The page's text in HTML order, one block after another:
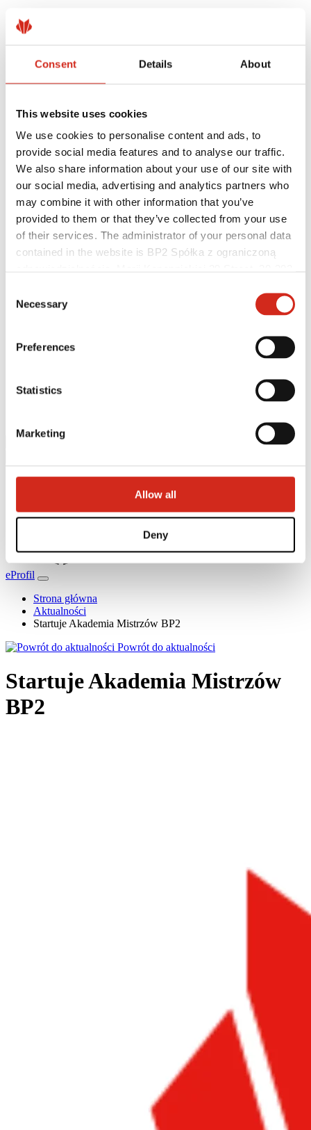
Consent Details About
This website uses cookies
We use cookies to personalise content and ads, to
provide social media features and to analyse our traffic.
We also share information about your use of our site with
our social media, advertising and analytics partners who
may combine it with other information that you’ve
provided to them or that they’ve collected from your use
of their services. The administrator of your personal data
contained in the website is BP2 Spółka z ograniczoną
121387608.
Selection
Necessary
Preferences
Statistics
Marketing
Allow all
Deny
eProfil
Strona główna
Aktualności
Startuje Akademia Mistrzów BP2
Powrót do aktualności
Startuje Akademia Mistrzów
BP2